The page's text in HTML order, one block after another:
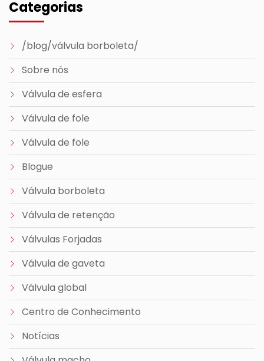
Categorias
/blog/válvula borboleta/
Sobre nós
Válvula de esfera
Válvula de fole
Válvula de fole
Blogue
Válvula borboleta
Válvula de retenção
Válvulas Forjadas
Válvula de gaveta
Válvula global
Centro de Conhecimento
Notícias